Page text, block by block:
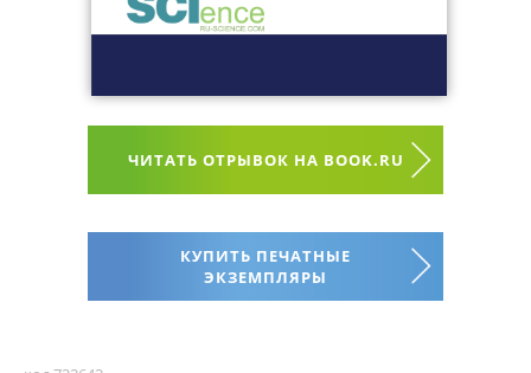
ЧИТАТЬ ОТРЫВОК НА BOOK.RU
КУПИТЬ ПЕЧАТНЫЕ
ЭКЗЕМПЛЯРЫ